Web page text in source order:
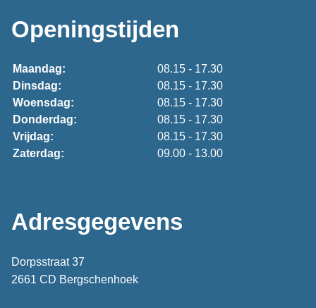
Openingstijden
Maandag:
08.15 - 17.30
Dinsdag:
08.15 - 17.30
Woensdag:
08.15 - 17.30
Donderdag:
08.15 - 17.30
Vrijdag:
08.15 - 17.30
Zaterdag:
09.00 - 13.00
Adresgegevens
Dorpsstraat 37
2661 CD Bergschenhoek